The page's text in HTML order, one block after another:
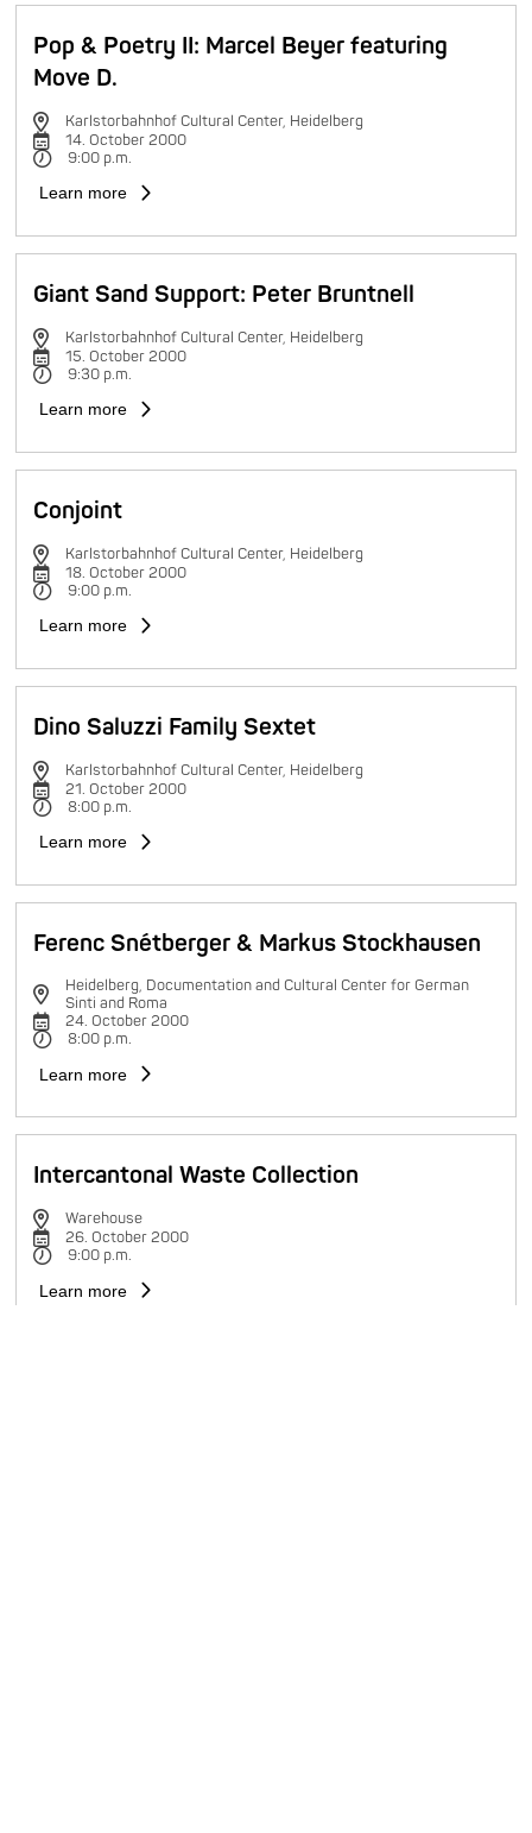
Pop & Poetry II: Marcel Beyer featuring
Move D.
Karlstorbahnhof Cultural Center, Heidelberg
14. October 2000
9:00 p.m.
Learn more
Giant Sand Support: Peter Bruntnell
Karlstorbahnhof Cultural Center, Heidelberg
15. October 2000
9:30 p.m.
Learn more
Conjoint
Karlstorbahnhof Cultural Center, Heidelberg
18. October 2000
9:00 p.m.
Learn more
Dino Saluzzi Family Sextet
Karlstorbahnhof Cultural Center, Heidelberg
21. October 2000
8:00 p.m.
Learn more
Ferenc Snétberger & Markus Stockhausen
Heidelberg, Documentation and Cultural Center for German
Sinti and Roma
24. October 2000
8:00 p.m.
Learn more
Intercantonal Waste Collection
Warehouse
26. October 2000
9:00 p.m.
Learn more